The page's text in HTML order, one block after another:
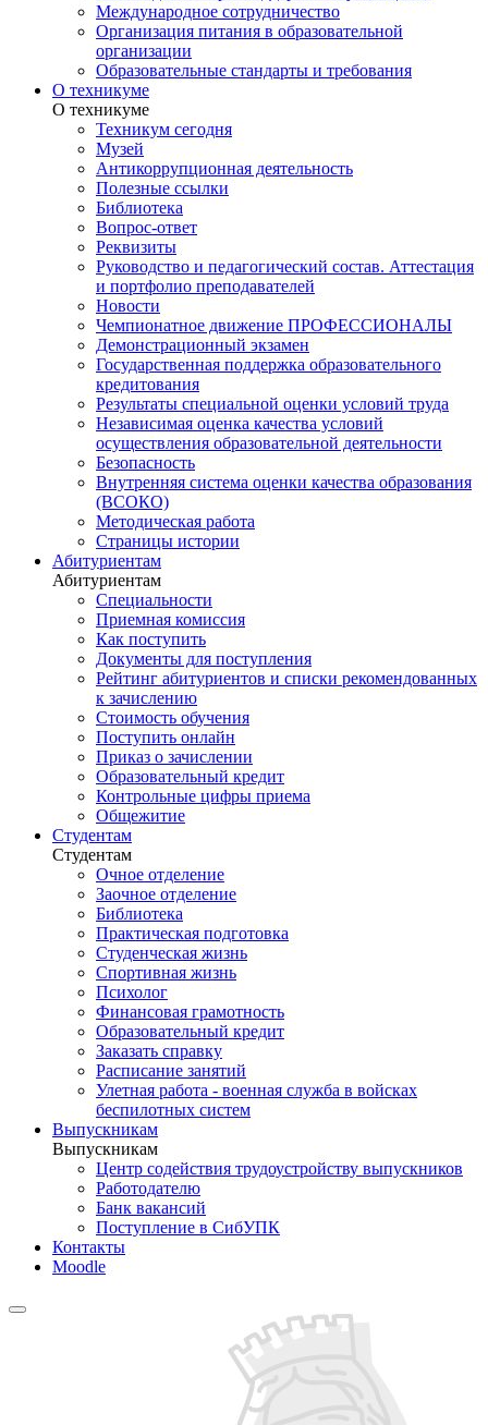
Международное сотрудничество
Организация питания в образовательной
организации
Образовательные стандарты и требования
О техникуме
О техникуме
Техникум сегодня
Музей
Антикоррупционная деятельность
Полезные ссылки
Библиотека
Вопрос-ответ
Реквизиты
Руководство и педагогический состав. Аттестация
и портфолио преподавателей
Новости
Чемпионатное движение ПРОФЕССИОНАЛЫ
Демонстрационный экзамен
Государственная поддержка образовательного
кредитования
Результаты специальной оценки условий труда
Независимая оценка качества условий
осуществления образовательной деятельности
Безопасность
Внутренняя система оценки качества образования
(ВСОКО)
Методическая работа
Страницы истории
Абитуриентам
Абитуриентам
Специальности
Приемная комиссия
Как поступить
Документы для поступления
Рейтинг абитуриентов и списки рекомендованных
к зачислению
Стоимость обучения
Поступить онлайн
Приказ о зачислении
Образовательный кредит
Контрольные цифры приема
Общежитие
Студентам
Студентам
Очное отделение
Заочное отделение
Библиотека
Практическая подготовка
Студенческая жизнь
Спортивная жизнь
Психолог
Финансовая грамотность
Образовательный кредит
Заказать справку
Расписание занятий
Улетная работа - военная служба в войсках
беспилотных систем
Выпускникам
Выпускникам
Центр содействия трудоустройству выпускников
Работодателю
Банк вакансий
Поступление в СибУПК
Контакты
Moodle